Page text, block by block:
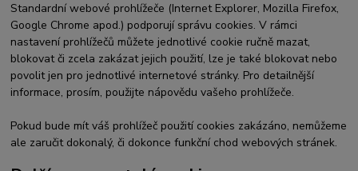
Standardní webové prohlížeče (Internet Explorer, Mozilla Firefox,
Google Chrome apod.) podporují správu cookies. V rámci
nastavení prohlížečů můžete jednotlivé cookie ručně mazat,
blokovat či zcela zakázat jejich použití, lze je také blokovat nebo
povolit jen pro jednotlivé internetové stránky. Pro detailnější
informace, prosím, použijte nápovědu vašeho prohlížeče.
Pokud bude mít váš prohlížeč použití cookies zakázáno, nemůžeme
ale zaručit dokonalý, či dokonce funkční chod webových stránek.